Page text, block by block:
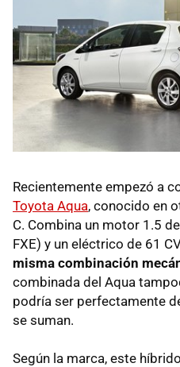
Recientemente empezó a
Toyota Aqua, conocido en
C. Combina un motor 1.5
FXE) y un eléctrico de 61
misma combinación
combinada del Aqua
podría ser perfectamente
se suman.
Según la marca, este